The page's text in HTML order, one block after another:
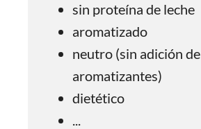
sin proteína de leche
aromatizado
neutro (sin adición de
aromatizantes)
dietético
...